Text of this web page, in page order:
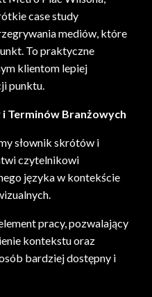
case study
mediów, które
To praktyczne
klientom lepiej
punktu.
Terminów Branżowych
słownik skrótów i
czytelnikowi
języka w kontekście
pracy, pozwalający
kontekstu oraz
bardziej dostępny i